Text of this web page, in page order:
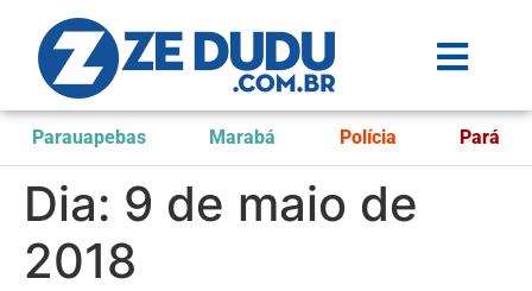
Parauapebas Marabá Polícia Pará
Dia: 9 de maio de
2018